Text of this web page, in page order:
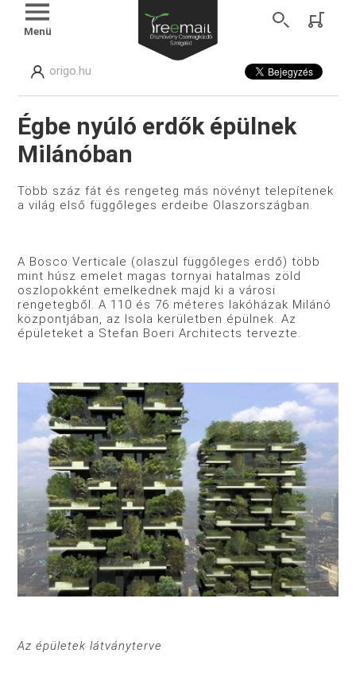
Menü
origo.hu
Égbe nyúló erdők épülnek
Milánóban
Több száz fát és rengeteg más növényt telepítenek
a világ első függőleges erdeibe Olaszországban.
A Bosco Verticale (olaszul függőleges erdő) több
mint húsz emelet magas tornyai hatalmas zöld
oszlopokként emelkednek majd ki a városi
rengetegből. A 110 és 76 méteres lakóházak Milánó
központjában, az Isola kerületben épülnek. Az
épületeket a Stefan Boeri Architects tervezte.
Az épületek látványterve